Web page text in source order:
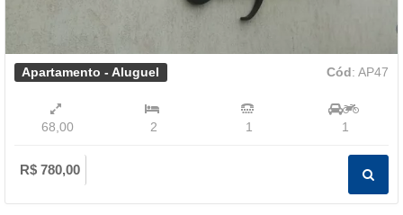
Apartamento - Aluguel Cód: AP47
68,00 2 1 1
R$ 780,00